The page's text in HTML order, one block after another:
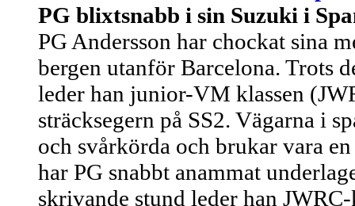
PG blixtsnabb i sin Suzuki i
PG Andersson har chockat sina
bergen utanför Barcelona. Trots
leder han junior-VM klassen
sträcksegern på SS2. Vägarna i
och svårkörda och brukar vara
har PG snabbt anammat
skrivande stund leder han